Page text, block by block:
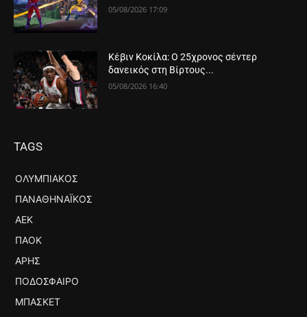
05/08/2026 17:09
Κέβιν Κοκίλα: Ο 25χρονος σέντερ
δανεικός στη Βίρτους...
05/08/2026 16:40
TAGS
ΟΛΥΜΠΙΑΚΌΣ
ΠΑΝΑΘΗΝΑΪΚΌΣ
ΑΕΚ
ΠΑΟΚ
ΆΡΗΣ
ΠΟΔΌΣΦΑΙΡΟ
ΜΠΆΣΚΕΤ